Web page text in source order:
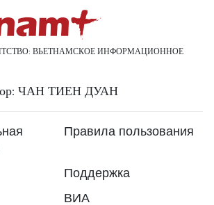
ВЬЕТНАМСКОЕ ИНФОРМАЦИОННОЕ
ЧАН ТИЕН ДУАН
Правила пользования
Поддержка
ВИА